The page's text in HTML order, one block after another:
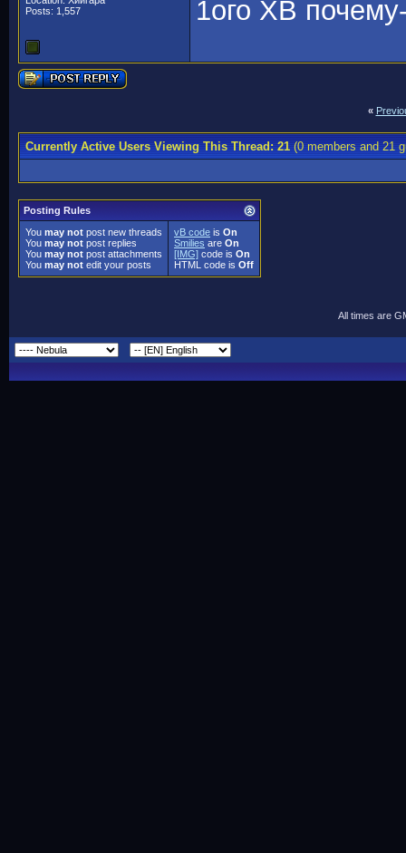
Posts: 1,557
1ого ХВ
«
Currently Active Users Viewing This Thread: 21(0 members and 21
Posting Rules
You may not post new threads
You may not post replies
You may not post attachments
You may not edit your posts
vB code is On
Smilies are On
[IMG] code is On
HTML code is Off
All times are